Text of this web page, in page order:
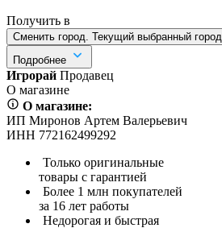
Получить в
Сменить город. Текущий выбранный
Подробнее
Игрорай Продавец
О магазине
О магазине:
ИП Миронов Артем Валерьевич
ИНН 772162499292
Только оригинальные
товары с гарантией
Более 1 млн покупателей
за 16 лет работы
Недорогая и быстрая